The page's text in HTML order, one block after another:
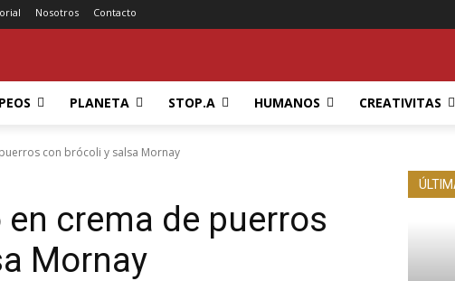
Nosotros Contacto
PLANETA STOP.A HUMANOS CREATIVITAS
con brócoli y salsa Mornay
crema de puerros
Mornay